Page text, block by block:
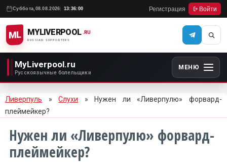
Суббота, 08.08.2026 13:36:00 Регистрация Войти
ML MYLIVERPOOL
RUSSIAN SUPPORTERS
.RU
MyLiverpool.ru
Русскоязычные болельщики
МЕНЮ
Ливерпуль »Слухи » Нужен ли «Ливерпулю» форвард-
плеймейкер?
Нужен ли «Ливерпулю» форвард-
плеймейкер?